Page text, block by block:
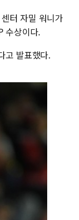
구리값 사상 최고
에어프레미아, 호
국민통합위, 정치
티엠씨, 220억원
터 자밀 워니가
수상이다.
고 발표했다.